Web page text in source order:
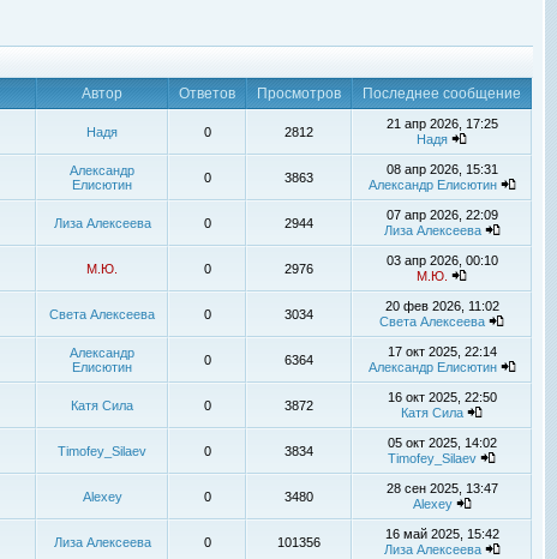
Автор Ответов Просмотров
Последнее сообщение
Надя 0 2812
21 апр 2026, 17:25
Надя
Александр
Елисютин
0 3863
08 апр 2026, 15:31
Александр Елисютин
Лиза Алексеева 0 2944
07 апр 2026, 22:09
Лиза Алексеева
М.Ю. 0 2976
03 апр 2026, 00:10
М.Ю.
Света Алексеева 0 3034
20 фев 2026, 11:02
Света Алексеева
Александр
Елисютин
0 6364
17 окт 2025, 22:14
Александр Елисютин
Катя Сила 0 3872
16 окт 2025, 22:50
Катя Сила
Timofey_Silaev 0 3834
05 окт 2025, 14:02
Timofey_Silaev
Alexey 0 3480
28 сен 2025, 13:47
Alexey
Лиза Алексеева 0 101356
16 май 2025, 15:42
Лиза Алексеева